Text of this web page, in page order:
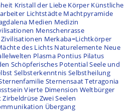
Kristall der Liebe Körper Künstliche
Lichtstädte Machtpyramide
Medien Medizin
Menschenrasse
Merkaba=Lichtkörper
des Lichts Naturelemente Neue
Plasma Pontius Pilatus
Schöpferisches PotentialSeele und
Selbsterkenntnis Selbstheilung
SternensaatTetragonia
Vierte Dimension Weltbürger
Zirbeldrüse Zwei Seelen
Übergang